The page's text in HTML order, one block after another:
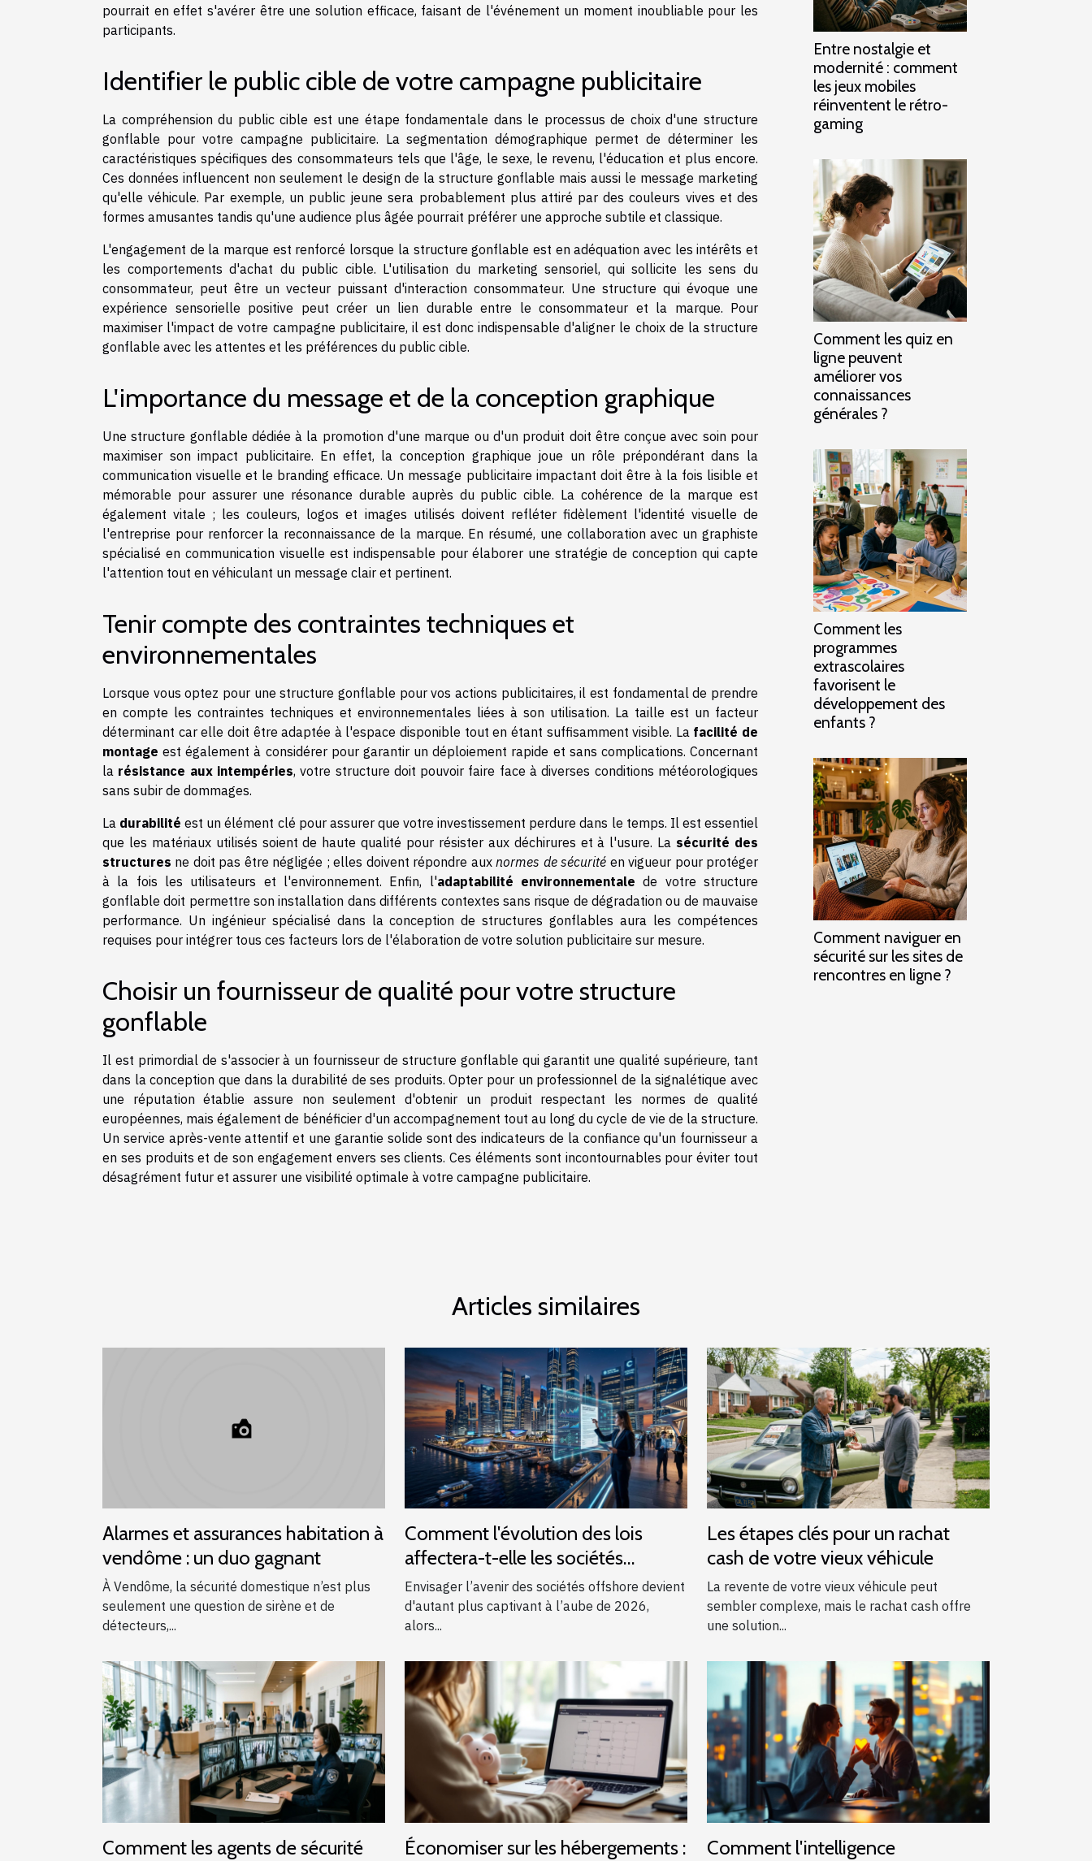
pourrait en effet s'avérer être une solution efficace, faisant de l'événement un moment inoubliable pour les
participants.
Identifier le public cible de votre campagne publicitaire
La compréhension du public cible est une étape fondamentale dans le processus de choix d'une structure
gonflable pour votre campagne publicitaire. La segmentation démographique permet de déterminer les
caractéristiques spécifiques des consommateurs tels que l'âge, le sexe, le revenu, l'éducation et plus encore.
Ces données influencent non seulement le design de la structure gonflable mais aussi le message marketing
qu'elle véhicule. Par exemple, un public jeune sera probablement plus attiré par des couleurs vives et des
formes amusantes tandis qu'une audience plus âgée pourrait préférer une approche subtile et classique.
L'engagement de la marque est renforcé lorsque la structure gonflable est en adéquation avec les intérêts et
les comportements d'achat du public cible. L'utilisation du marketing sensoriel, qui sollicite les sens du
consommateur, peut être un vecteur puissant d'interaction consommateur. Une structure qui évoque une
expérience sensorielle positive peut créer un lien durable entre le consommateur et la marque. Pour
maximiser l'impact de votre campagne publicitaire, il est donc indispensable d'aligner le choix de la structure
gonflable avec les attentes et les préférences du public cible.
L'importance du message et de la conception graphique
Une structure gonflable dédiée à la promotion d'une marque ou d'un produit doit être conçue avec soin pour
maximiser son impact publicitaire. En effet, la conception graphique joue un rôle prépondérant dans la
communication visuelle et le branding efficace. Un message publicitaire impactant doit être à la fois lisible et
mémorable pour assurer une résonance durable auprès du public cible. La cohérence de la marque est
également vitale ; les couleurs, logos et images utilisés doivent refléter fidèlement l'identité visuelle de
l'entreprise pour renforcer la reconnaissance de la marque. En résumé, une collaboration avec un graphiste
spécialisé en communication visuelle est indispensable pour élaborer une stratégie de conception qui capte
l'attention tout en véhiculant un message clair et pertinent.
Tenir compte des contraintes techniques et
environnementales
Lorsque vous optez pour une structure gonflable pour vos actions publicitaires, il est fondamental de prendre
en compte les contraintes techniques et environnementales liées à son utilisation. La taille est un facteur
déterminant car elle doit être adaptée à l'espace disponible tout en étant suffisamment visible. La facilité de
montage est également à considérer pour garantir un déploiement rapide et sans complications. Concernant
la résistance aux intempéries, votre structure doit pouvoir faire face à diverses conditions météorologiques
sans subir de dommages.
La durabilité est un élément clé pour assurer que votre investissement perdure dans le temps. Il est essentiel
que les matériaux utilisés soient de haute qualité pour résister aux déchirures et à l'usure. La sécurité des
structures ne doit pas être négligée ; elles doivent répondre auxnormes de sécurité en vigueur pour protéger
à la fois les utilisateurs et l'environnement. Enfin, l'adaptabilité environnementale de votre structure
gonflable doit permettre son installation dans différents contextes sans risque de dégradation ou de mauvaise
performance. Un ingénieur spécialisé dans la conception de structures gonflables aura les compétences
requises pour intégrer tous ces facteurs lors de l'élaboration de votre solution publicitaire sur mesure.
Choisir un fournisseur de qualité pour votre structure
gonflable
Il est primordial de s'associer à un fournisseur de structure gonflable qui garantit une qualité supérieure, tant
dans la conception que dans la durabilité de ses produits. Opter pour un professionnel de la signalétique avec
une réputation établie assure non seulement d'obtenir un produit respectant les normes de qualité
européennes, mais également de bénéficier d'un accompagnement tout au long du cycle de vie de la structure.
Un service après-vente attentif et une garantie solide sont des indicateurs de la confiance qu'un fournisseur a
en ses produits et de son engagement envers ses clients. Ces éléments sont incontournables pour éviter tout
désagrément futur et assurer une visibilité optimale à votre campagne publicitaire.
Entre nostalgie et
modernité : comment
les jeux mobiles
réinventent le rétro-
gaming
Comment les quiz en
ligne peuvent
améliorer vos
connaissances
générales ?
Comment les
programmes
extrascolaires
favorisent le
développement des
enfants ?
Comment naviguer en
sécurité sur les sites de
rencontres en ligne ?
Articles similaires
Alarmes et assurances habitation à
vendôme : un duo gagnant
À Vendôme, la sécurité domestique n’est plus
seulement une question de sirène et de
détecteurs,...
Comment l'évolution des lois
affectera-t-elle les sociétés
offshore en 2026 ?
Envisager l’avenir des sociétés offshore devient
d'autant plus captivant à l’aube de 2026,
alors...
Les étapes clés pour un rachat
cash de votre vieux véhicule
La revente de votre vieux véhicule peut
sembler complexe, mais le rachat cash offre
une solution...
Comment les agents de sécurité
Économiser sur les hébergements :
Comment l'intelligence